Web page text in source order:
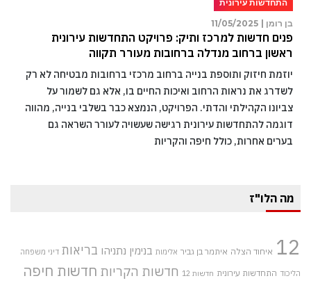
התחדשות עירונית
בן רומן |
11/05/2025
פנים חדשות למרכז ותיק: פרויקט התחדשות עירונית
ראשון ברחוב מנדלה ברחובות מעורר תקווה
יוזמת חיזוק ותוספת בנייה ברחוב מרכזי ברחובות מבטיחה לא רק
לשדרג את נראות הרחוב ואיכות החיים בו, אלא גם לשמור על
צביונו הקהילתי והדתי. הפרויקט, הנמצא כבר בשלבי בנייה, מהווה
דוגמה להתחדשות עירונית רגישה שעשויה לעורר השראה גם
בערים אחרות, כולל חיפה והקריות
מה הלו"ז
12 איחוד הצלה איתמר בן גביר אלימות בנימין נתניהו בריאות דיני משפחה
הליכוד התחדשות עירונית חדשות 12 חדשות הקריות חדשות חיפה